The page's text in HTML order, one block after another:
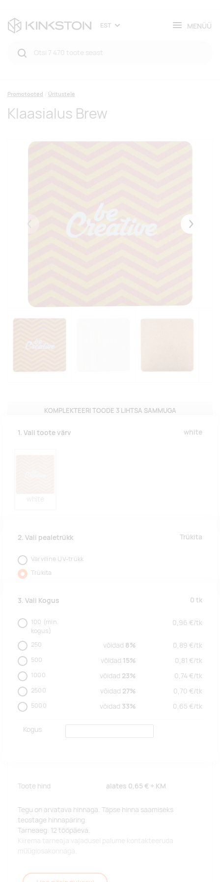
EST MENÜÜ
Promotooted Üritustele
Klaasialus Brew
KOMPLEKTEERI TOODE 3 LIHTSA SAMMUGA
1. Vali toote värv white
2. Vali pealetrükk Trükita
Värviline UV-trükk
Trükita
3. Vali Kogus 0 tk
100 (min.
kogus)
0,96 €/tk
250 võidad 8% 0,89 €/tk
500 võidad 15% 0,81 €/tk
1000 võidad 23% 0,74 €/tk
2500 võidad 27% 0,70 €/tk
5000 võidad 33% 0,65 €/tk
Kogus
Toote hind alates 0,65 € + KM
Tegu on arvatava hinnaga. Täpse hinna saamiseks
teostage hinnapäring.
Tarneaeg: 12 tööpäeva.
Kiirema tarneaja vajadusel palume kontakteeruda
müügiosakonnaga.